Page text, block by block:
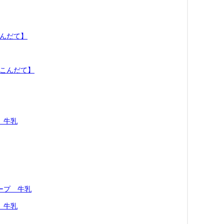
て】
だて】
牛乳
プ 牛乳
牛乳